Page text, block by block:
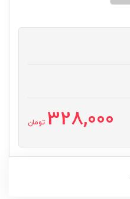
328,000 تومان